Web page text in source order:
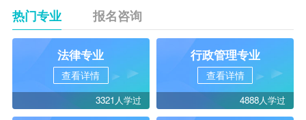
热门专业 报名咨询
法律专业
查看详情
3321人学过
行政管理专业
查看详情
4888人学过